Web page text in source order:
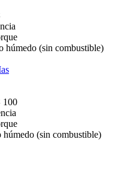
húmedo (sin combustible)
100
húmedo (sin combustible)